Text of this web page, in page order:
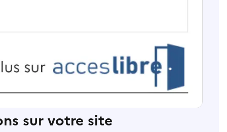
sur votre site